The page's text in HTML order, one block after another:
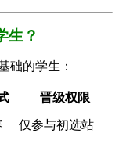
生？
础的学生：
​晋级权限​
仅参与初选站